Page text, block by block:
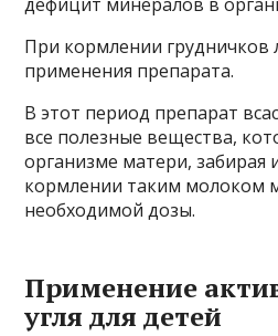
При кормлении грудничков
применения препарата.
В этот период препарат
все полезные вещества,
организме матери, забирая
кормлении таким молоком
необходимой дозы.
Применение
угля для детей